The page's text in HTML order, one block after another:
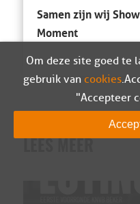
Samen zijn wij
Moment
Om deze site goed te
gebruik van cookies.
"Accepteer